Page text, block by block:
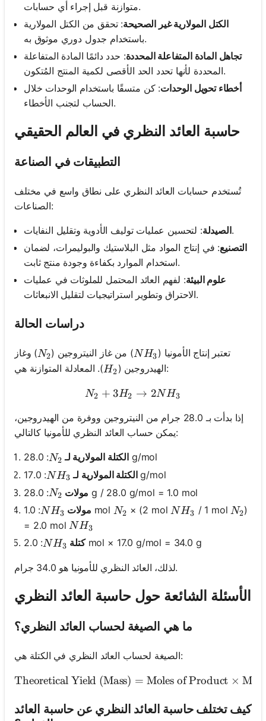
متوازنة قبل إجراء أي حسابات.
الكتل المولارية غير الصحيحة: تحقق من الكتل المولارية
باستخدام جدول دوري موثوق به.
تجاهل المادة المتفاعلة المحددة: حدد دائمًا المادة المتفاعلة
المحددة لأنها تحدد الحد الأقصى لكمية المنتج المُتكون.
أخطاء تحويل الوحدات: كن متسقًا باستخدام الوحدات خلال
الحساب لتجنب الأخطاء.
حاسبة العائد النظري في العالم الحقيقي
التطبيقات في الصناعة
تُستخدم حسابات العائد النظري على نطاق واسع في مختلف
الصناعات:
الصيدلة: لتحسين عمليات توليف الأدوية وتقليل النفايات.
التصنيع: في إنتاج المواد مثل البلاستيك والبوليمرات، لضمان
استخدام الموارد بكفاءة وجودة منتج ثابت.
علوم البيئة: لفهم العائد المحتمل للملوثات في عمليات
الاحتراق وتطوير استراتيجيات لتقليل الانبعاثات.
دراسات الحالة
تعتبر إنتاج الأمونيا (NH_3
NH3 ) من غاز النيتروجين (N_2
N2
) وغاز
الهيدروجين (H_2
H2 ). المعادلة المتوازنة هي:
N_2 + 3H_2 \rightarrow
N2 + 3H2 → 2NH3
إذا بدأت بـ 28.0 جرام من النيتروجين ووفرة من الهيدروجين،
يمكن حساب العائد النظري للأمونيا كالتالي:
الكتلة المولارية لـN_2
N2
: 28.0 g/mol
الكتلة المولارية لـNH_3
N H3
: 17.0 g/mol
مولاتN_2
N2
: 28.0 g / 28.0 g/mol = 1.0 mol
مولاتNH_3
NH3 : 1.0 mol N_2
N2 × (2 mol NH_3
NH3 / 1 mol N_2
N2)
= 2.0 mol NH_3
NH3
كتلةNH_3
NH3 : 2.0 mol × 17.0 g/mol = 34.0 g
لذلك، العائد النظري للأمونيا هو 34.0 جرام.
الأسئلة الشائعة حول حاسبة العائد النظري
ما هي الصيغة لحساب العائد النظري؟
الصيغة لحساب العائد النظري في الكتلة هي:
Theoretical Yield (Mass) = Moles of Product ×
كيف تختلف حاسبة العائد النظري عن حاسبة العائد